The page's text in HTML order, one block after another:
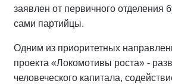
заявлен от первичного отделения
сами партийцы.
Одним из приоритетных
проекта «Локомотивы роста» -
человеческого капитала,